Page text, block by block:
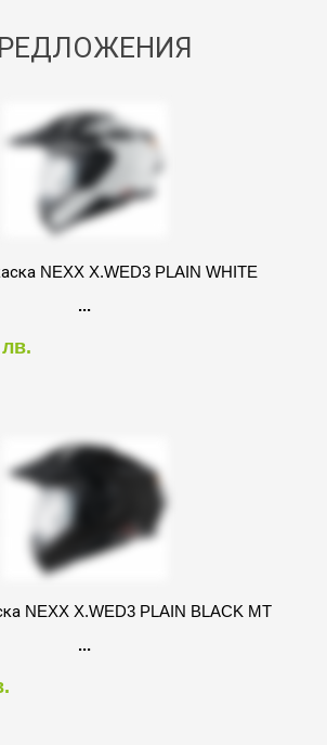
NEXX X.WED3 PLAIN WHITE
лв.
NEXX X.WED3 PLAIN BLACK MT